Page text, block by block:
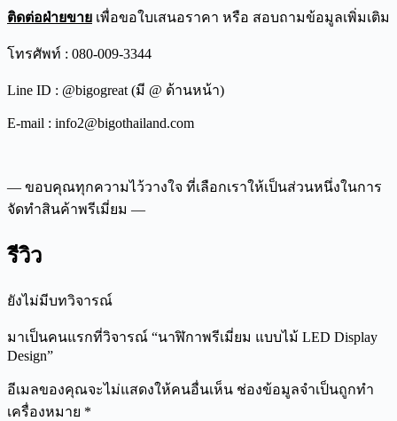
ติดต่อฝ่ายขาย เพื่อขอใบเสนอราคา หรือ สอบถามข้อมูลเพิ่มเติม
โทรศัพท์ : 080-009-3344
Line ID : @bigogreat (มี @ ด้านหน้า)
E-mail : info2@bigothailand.com
— ขอบคุณทุกความไว้วางใจ ที่เลือกเราให้เป็นส่วนหนึ่งในการ
จัดทำสินค้าพรีเมี่ยม —
รีวิว
ยังไม่มีบทวิจารณ์
มาเป็นคนแรกที่วิจารณ์ “นาฬิกาพรีเมี่ยม แบบไม้ LED Display
Design”
อีเมลของคุณจะไม่แสดงให้คนอื่นเห็น ช่องข้อมูลจำเป็นถูกทำ
เครื่องหมาย *